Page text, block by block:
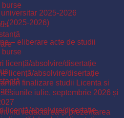
licență/absolvire/disertație
licență/absolvire/disertație
finalizare studii Licenta si
iulie, septembrie 2026 și
redactarea și prezentarea
2025-2026
(2025-2026)
– eliberare acte de studii
licență/absolvire/disertație